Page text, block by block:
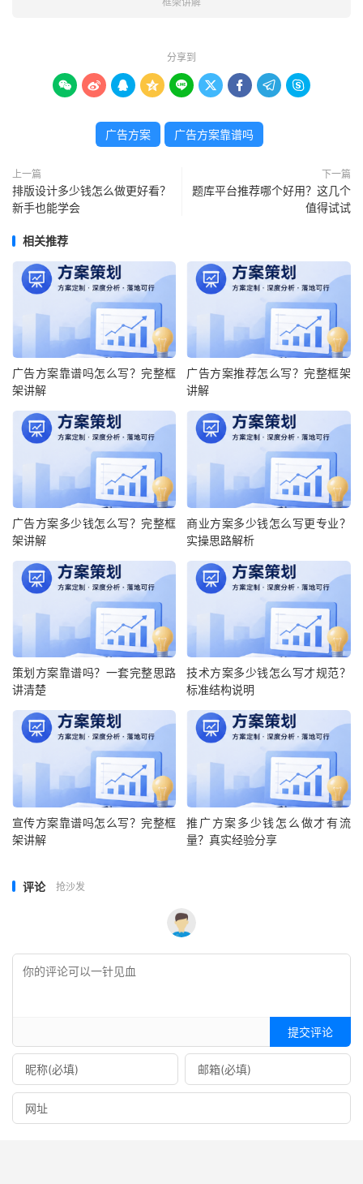
分享到
        
广告方案 广告方案靠谱吗
上一篇
排版设计多少钱怎么做更好看？
新手也能学会
下一篇
题库平台推荐哪个好用？这几个
值得试试
相关推荐
广告方案靠谱吗怎么写？完整框
架讲解
广告方案推荐怎么写？完整框架
讲解
广告方案多少钱怎么写？完整框
架讲解
商业方案多少钱怎么写更专业？
实操思路解析
策划方案靠谱吗？一套完整思路
讲清楚
技术方案多少钱怎么写才规范？
标准结构说明
宣传方案靠谱吗怎么写？完整框
架讲解
推广方案多少钱怎么做才有流
量？真实经验分享
评论 抢沙发
提交评论